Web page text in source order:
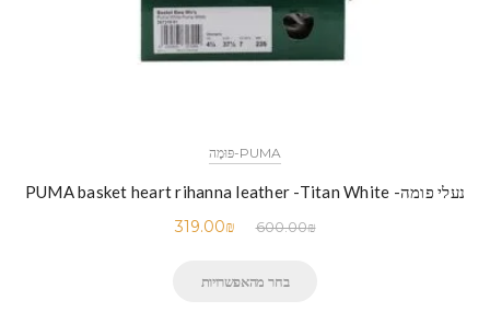
PUMA-פּוּמָה
נעלי פומה- PUMA basket heart rihanna leather -Titan White
600.00₪
319.00₪
בחר מהאפשרויות